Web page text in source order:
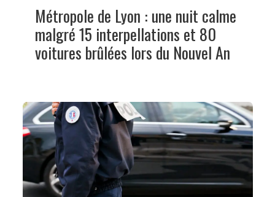
Métropole de Lyon : une nuit calme
malgré 15 interpellations et 80
voitures brûlées lors du Nouvel An